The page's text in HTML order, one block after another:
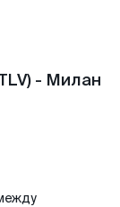
- Милан